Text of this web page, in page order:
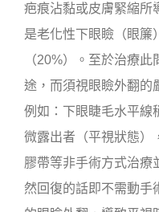
疤痕沾黏或皮膚緊縮所
是老化性下眼瞼（眼簾
（20%）。至於治療
途，而須視眼瞼外翻的
例如：下眼睫毛水平線
微露出者（平視狀態）
膠帶等非手術方式治療
然回復的話即不需動手